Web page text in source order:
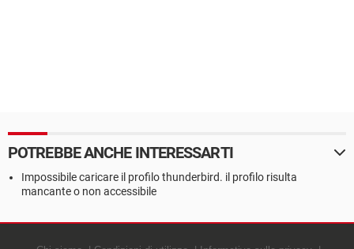
POTREBBE ANCHE INTERESSARTI
Impossibile caricare il profilo thunderbird. il profilo risulta
mancante o non accessibile